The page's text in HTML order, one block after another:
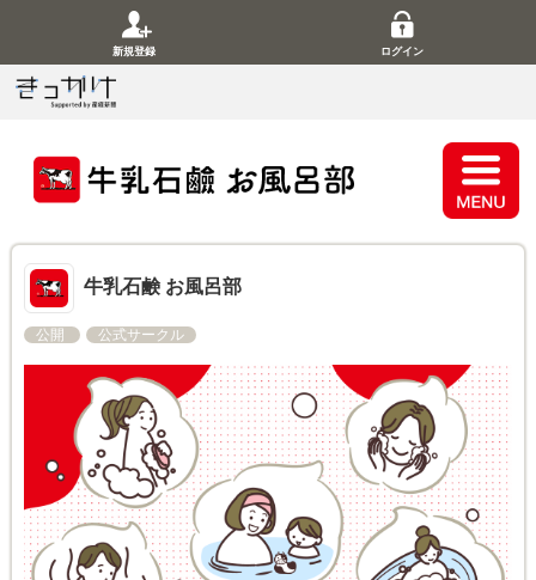
新規登録 ログイン
牛乳石鹸 お風呂部
公開 公式サークル